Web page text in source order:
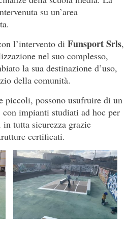
su un’area
l’intervento diFunsport Srls,
nel suo complesso,
la sua destinazione d’uso,
della comunità.
piccoli, possono usufruire di un
impianti studiati ad hoc per
tutta sicurezza grazie
certificati.